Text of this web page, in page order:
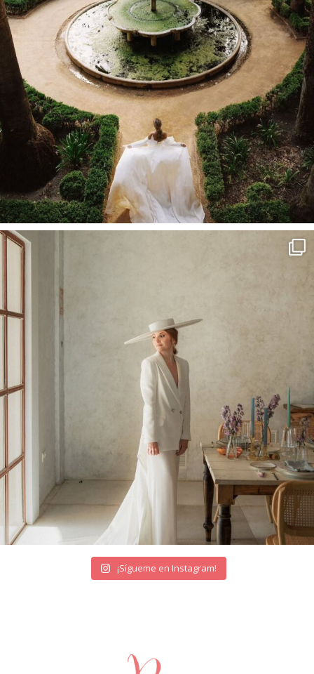
¡Sígueme en Instagram!